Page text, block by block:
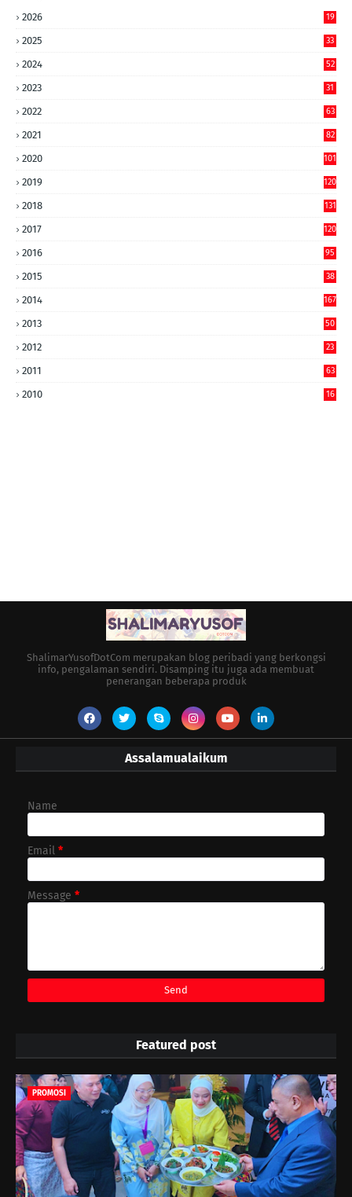
2026 19
2025 33
2024 52
2023 31
2022 63
2021 82
2020 101
2019 120
2018 131
2017 120
2016 95
2015 38
2014 167
2013 50
2012 23
2011 63
2010 16
ShalimarYusofDotCom merupakan blog peribadi yang berkongsi
info, pengalaman sendiri. Disamping itu juga ada membuat
penerangan beberapa produk
Assalamualaikum
Name
Email *
Message *
Featured post
PROMOSI